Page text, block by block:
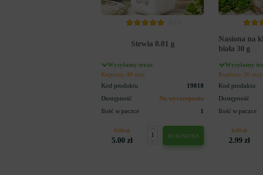
Stewia 0.01 g
Wysyłamy teraz
Kupiony 48 razy
Kod produktu
19818
Dostępność
Na wyczerpaniu
Ilość w paczce
1
9.99 zł
5.00 zł
DO KOSZYKA
Nasiona na
biała 30 g
Wysyłamy
Kupiony 26 razy
Kod produktu
Dostępność
Ilość w paczce
4.99 zł
2.99 zł